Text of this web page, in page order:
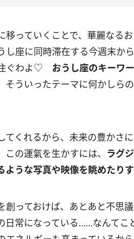
移っていくことで、華麗なる
座に同時滞在する今週末か
ぐわよ♡ おうし座のキーワ
そういったテーマに何かしら
くれるから、未来の豊かさ
の運氣を生かすには、 ラグ
ような写真や映像を眺めたり
っておけば、あとあと不思
日常になっている……なんて